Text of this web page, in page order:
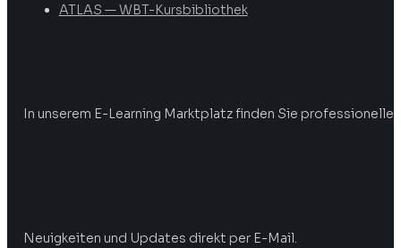
ATLAS — WBT-Kursbibliothek
In unserem E-Learning Marktplatz finden Sie professionelle
Neuigkeiten und Updates direkt per E-Mail.